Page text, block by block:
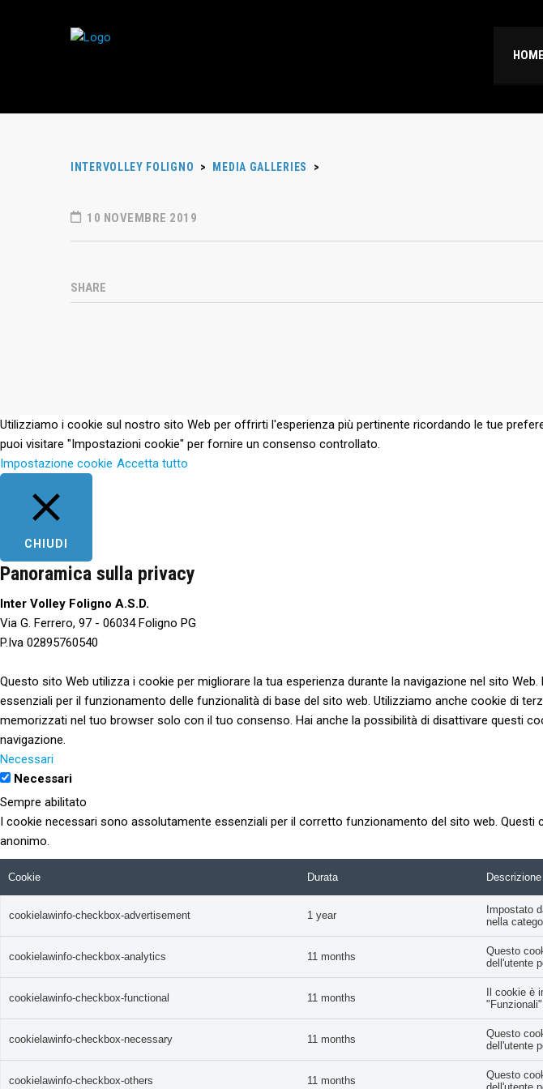
HOME
INTERVOLLEY FOLIGNO > MEDIA GALLERIES >
10 NOVEMBRE 2019
SHARE
Utilizziamo i cookie sul nostro sito Web per offrirti l'esperienza più pertinente ricordando le tue
puoi visitare "Impostazioni cookie" per fornire un consenso controllato.
Impostazione cookie Accetta tutto
CHIUDI
Panoramica sulla privacy
Inter Volley Foligno A.S.D.
Via G. Ferrero, 97 - 06034 Foligno PG
P.Iva 02895760540
Questo sito Web utilizza i cookie per migliorare la tua esperienza durante la navigazione nel sito
essenziali per il funzionamento delle funzionalità di base del sito web. Utilizziamo anche cookie di
memorizzati nel tuo browser solo con il tuo consenso. Hai anche la possibilità di disattivare questi
navigazione.
Necessari
Necessari
Sempre abilitato
I cookie necessari sono assolutamente essenziali per il corretto funzionamento del sito web.
anonimo.
Cookie Durata Descrizione
cookielawinfo-checkbox-advertisement 1 year
Impostato
nella
cookielawinfo-checkbox-analytics 11 months
Questo
dell'utente
cookielawinfo-checkbox-functional 11 months
Il cookie è
cookielawinfo-checkbox-necessary 11 months
Questo
dell'utente
cookielawinfo-checkbox-others 11 months
Questo